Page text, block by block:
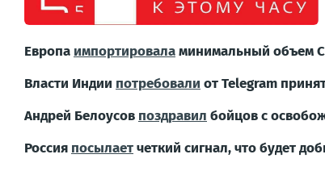
Европа импортироваламинимальный объем
Власти Индии потребовали от Telegram
Андрей Белоусов поздравил бойцов с
Россия посылаетчеткий сигнал, что будет